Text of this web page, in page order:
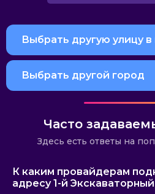
Выбрать другую улицу
Выбрать другой город
Часто
Здесь есть ответы на
К каким провайдерам
адресу 1-й